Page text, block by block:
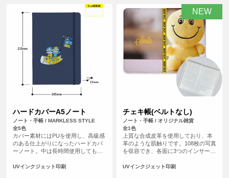
ハードカバーA5ノート
ノート・手帳 / MARKLESS STYLE
全5色
カバー素材にはPUを使用し、高級感
のある仕上がりになったハードカバ
ーノート。中は長時間使用しても目
の色味や幅にもこだわっています。
UVインクジェット印刷
NEW
チェキ帳(ベルトなし)
ノート・手帳 / オリジナル雑貨
全1色
上質な合成皮革を使用しており、本
革のような肌触りです。108枚の写真
を収容でき、各面に3つのインサート
示に最適です。 チェキを収納する推
UVインクジェット印刷